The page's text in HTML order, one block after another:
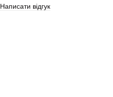
Написати відгук